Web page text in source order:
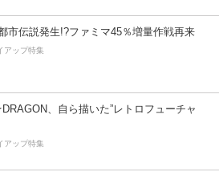
市伝説発生!?ファミマ45％増量作戦再来
アップ特集
、自ら描いた”レトロフューチャ
アップ特集